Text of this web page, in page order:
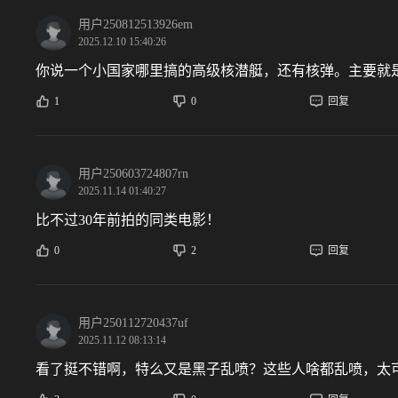
用户250812513926em
2025.12.10 15:40:26
你说一个小国家哪里搞的高级核潜艇，还有核弹。主要就
1 0 回复
用户250603724807rn
2025.11.14 01:40:27
比不过30年前拍的同类电影！
0 2 回复
用户250112720437uf
2025.11.12 08:13:14
看了挺不错啊，特么又是黑子乱喷？这些人啥都乱喷，太